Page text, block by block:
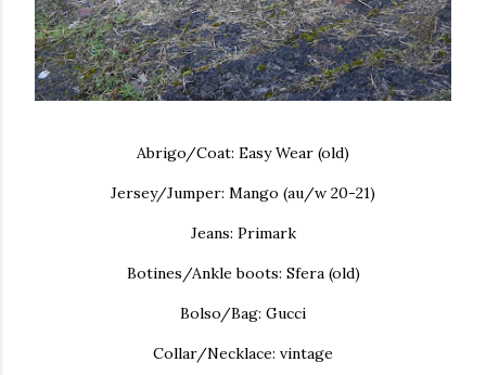
Abrigo/Coat: Easy Wear (old)
Jersey/Jumper: Mango (au/w 20-21)
Jeans: Primark
Botines/Ankle boots: Sfera (old)
Bolso/Bag: Gucci
Collar/Necklace: vintage